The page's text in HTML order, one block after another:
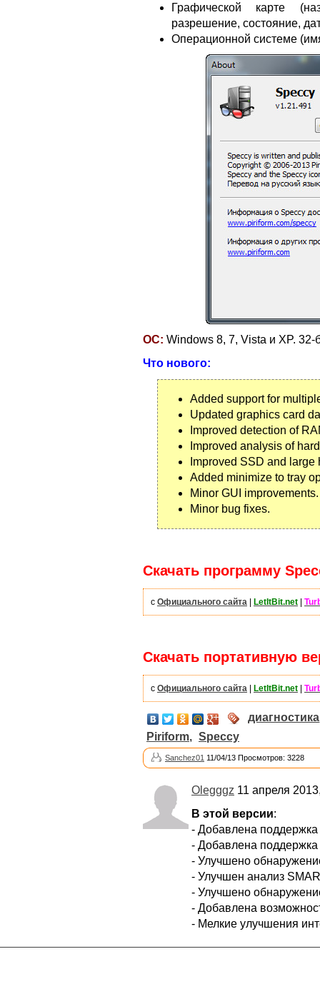
Графической карте
разрешение, состояние,
Операционной системе
ОС: Windows 8, 7, Vista и XP. 32-
Что нового:
Added support for
Updated graphics card
Improved detection of
Improved analysis of
Improved SSD and
Added minimize to tray
Minor GUI improvements.
Minor bug fixes.
Скачать программу
с Официального сайта LetItBit.net
Скачать портативную
с Официального сайта | LetItBit.net |
диагностика
Piriform, Speccy
Sanchez01 11/04/13 Просмотров: 3228
Olegggz 11 апреля
В этой версии:
- Добавлена
- Добавлена
- Улучшено
- Улучшен анализ
- Улучшено
- Добавлена
- Мелкие улучшения